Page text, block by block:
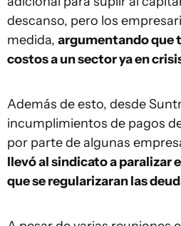
descanso, pero los
medida, argumentando que
costos a un sector ya en
Además de esto, desde
incumplimientos de pagos
por parte de algunas
llevó al sindicato a paralizar
que se regularizaran las